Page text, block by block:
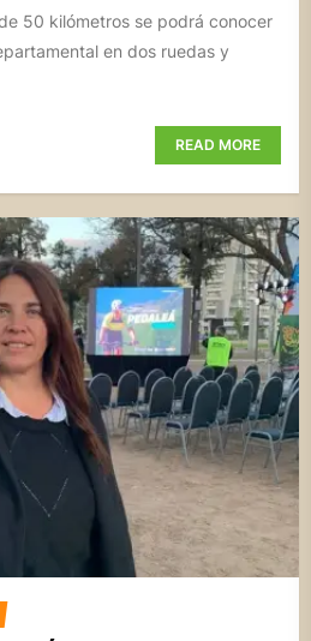
50 kilómetros se podrá conocer
en dos ruedas y
READ MORE